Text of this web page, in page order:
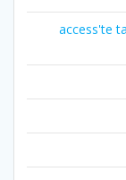
access'te